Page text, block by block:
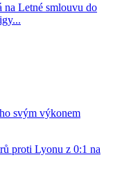
Letné smlouvu do
svým výkonem
proti Lyonu z 0:1 na